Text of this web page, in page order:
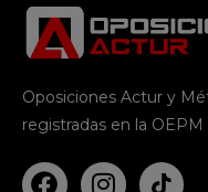
Oposiciones Actur y
registradas en la OEPM